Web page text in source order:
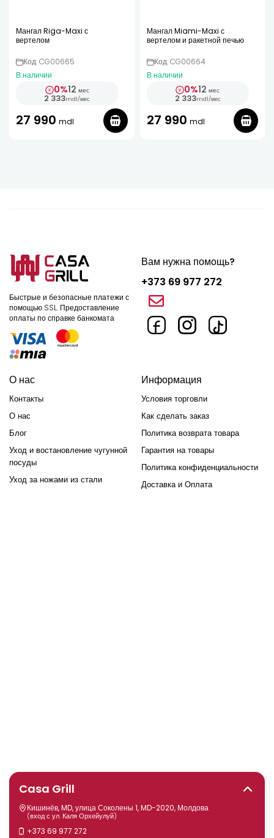
Мангал Riga-Maxi с
вертелом
Код: CG00665
В наличии
0%12 мес
2 333mdl/мес
27 990 mdl
Мангал Miami-Maxi с
вертелом и ракетной печью
Код: CG00664
В наличии
0%12 мес
2 333mdl/мес
27 990 mdl
Быстрые и безопасные платежи с
помощью SSL. Предоставление
оплаты по справке банкомата
Вам нужна помощь?
+373 69 977 272
О нас
Контакты
О нас
Блог
Уход и востановление чугунной
посуды
Уход за ножами из стали
Информация
Условия торговли
Как сделать заказ
Политика возврата товара
Гарантия на товары
Политика конфиденциальности
Доставка и Оплата
Casa Grill
Кишинёв, MD, улица Соколены 1, MD-2020, Молдова
(вход с ул. Каля Орхейулуй)
+373 69 977 272